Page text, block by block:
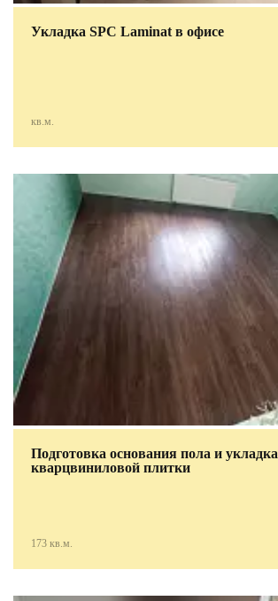
Укладка SPC Laminat в офисе
кв.м.
Подготовка основания пола и укладка
кварцвиниловой плитки
173 кв.м.